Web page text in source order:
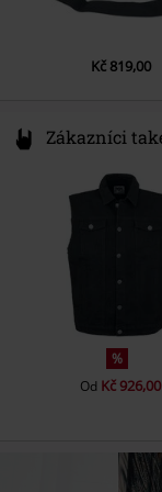
Kč 819,00
Zákazníci
%
Od Kč 926,00